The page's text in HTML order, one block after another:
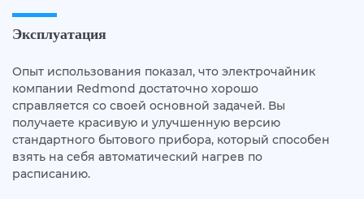
Эксплуатация
Опыт использования показал, что электрочайник
компании Redmond достаточно хорошо
справляется со своей основной задачей. Вы
получаете красивую и улучшенную версию
стандартного бытового прибора, который способен
взять на себя автоматический нагрев по
расписанию.